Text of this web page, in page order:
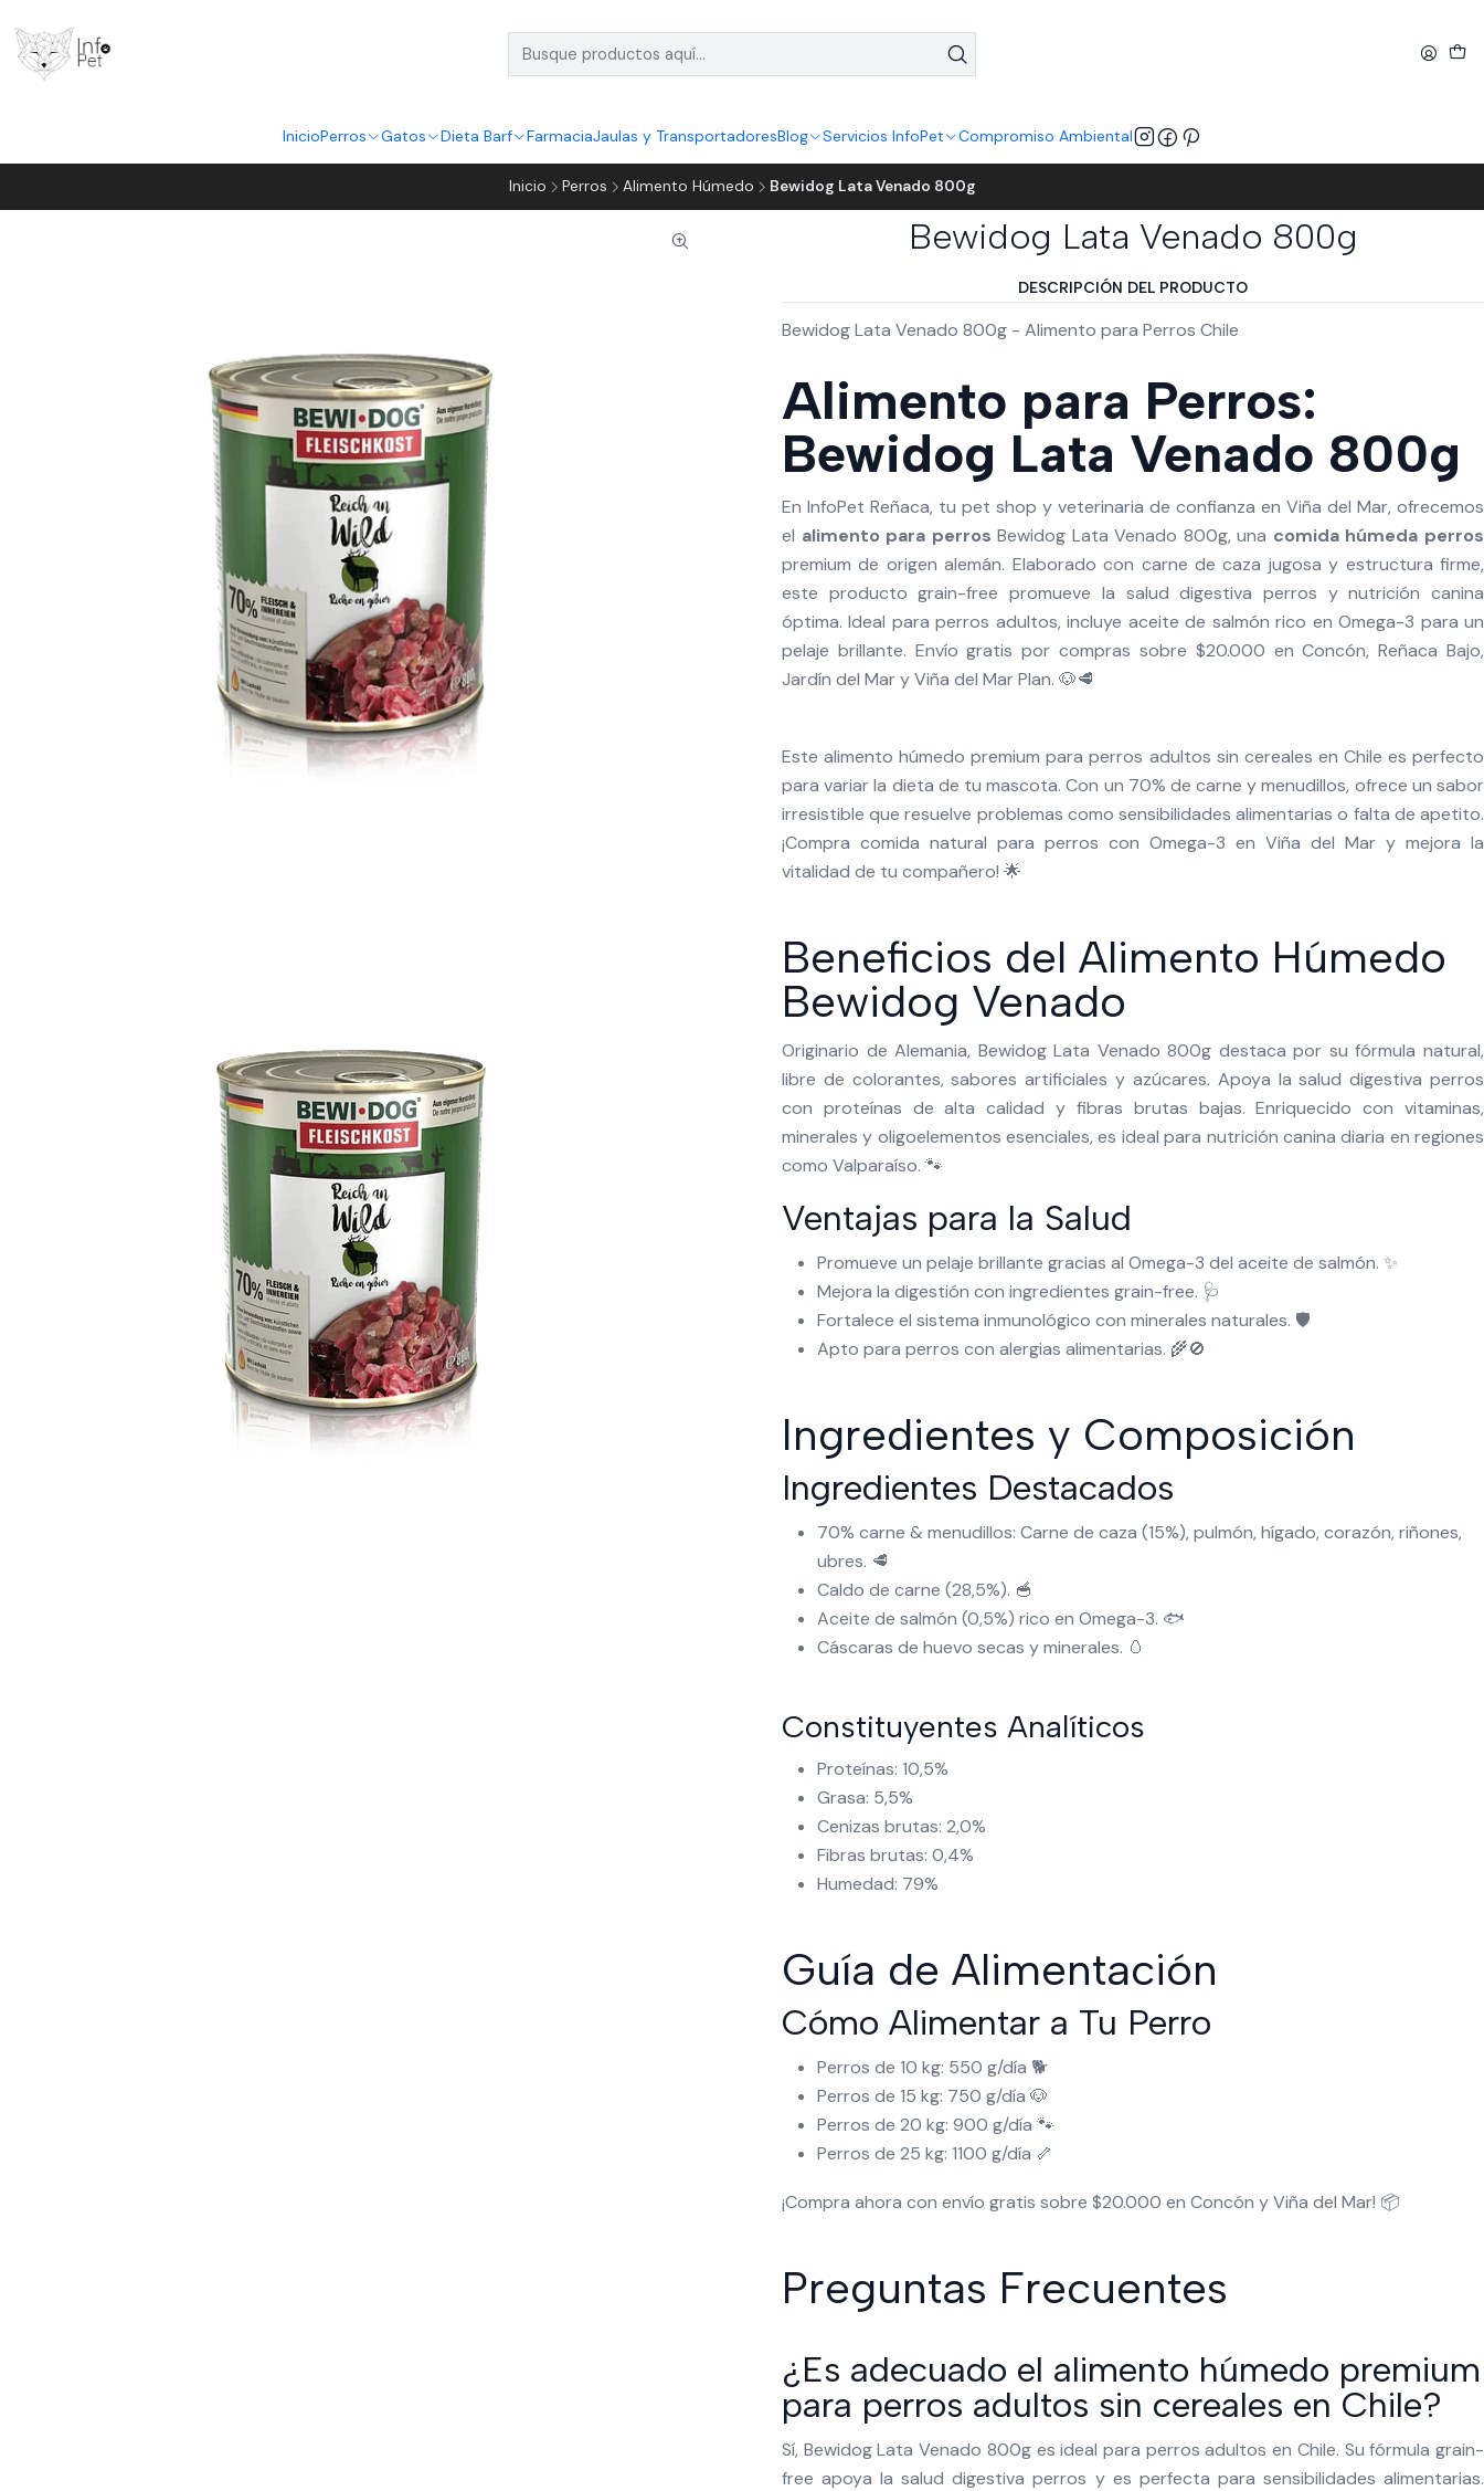
InicioPerros Gatos Dieta Barf FarmaciaJaulas y TransportadoresBlog Servicios InfoPet Compromiso Ambiental
Inicio Perros Alimento Húmedo Bewidog Lata Venado 800g
Bewidog Lata Venado 800g
DESCRIPCIÓN DEL PRODUCTO
Bewidog Lata Venado 800g - Alimento para Perros Chile
Alimento para Perros:
Bewidog Lata Venado 800g
En InfoPet Reñaca, tu pet shop y veterinaria de confianza en Viña del Mar, ofrecemos
el alimento para perros Bewidog Lata Venado 800g, una comida húmeda perros
premium de origen alemán. Elaborado con carne de caza jugosa y estructura firme,
este producto grain-free promueve la salud digestiva perros y nutrición canina
óptima. Ideal para perros adultos, incluye aceite de salmón rico en Omega-3 para un
pelaje brillante. Envío gratis por compras sobre $20.000 en Concón, Reñaca Bajo,
Jardín del Mar y Viña del Mar Plan. 🐶🥩
Este alimento húmedo premium para perros adultos sin cereales en Chile es perfecto
para variar la dieta de tu mascota. Con un 70% de carne y menudillos, ofrece un sabor
irresistible que resuelve problemas como sensibilidades alimentarias o falta de apetito.
¡Compra comida natural para perros con Omega-3 en Viña del Mar y mejora la
vitalidad de tu compañero! 🌟
Beneficios del Alimento Húmedo
Bewidog Venado
Originario de Alemania, Bewidog Lata Venado 800g destaca por su fórmula natural,
libre de colorantes, sabores artificiales y azúcares. Apoya la salud digestiva perros
con proteínas de alta calidad y fibras brutas bajas. Enriquecido con vitaminas,
minerales y oligoelementos esenciales, es ideal para nutrición canina diaria en regiones
como Valparaíso. 🐾
Ventajas para la Salud
Promueve un pelaje brillante gracias al Omega-3 del aceite de salmón. ✨
Mejora la digestión con ingredientes grain-free. 🩺
Fortalece el sistema inmunológico con minerales naturales. 🛡️
Apto para perros con alergias alimentarias. 🌾🚫
Ingredientes y Composición
Ingredientes Destacados
70% carne & menudillos: Carne de caza (15%), pulmón, hígado, corazón, riñones,
ubres. 🥩
Caldo de carne (28,5%). 🥣
Aceite de salmón (0,5%) rico en Omega-3. 🐟
Cáscaras de huevo secas y minerales. 🥚
Constituyentes Analíticos
Proteínas: 10,5%
Grasa: 5,5%
Cenizas brutas: 2,0%
Fibras brutas: 0,4%
Humedad: 79%
Guía de Alimentación
Cómo Alimentar a Tu Perro
Perros de 10 kg: 550 g/día 🐕
Perros de 15 kg: 750 g/día 🐶
Perros de 20 kg: 900 g/día 🐾
Perros de 25 kg: 1100 g/día 🦴
¡Compra ahora con envío gratis sobre $20.000 en Concón y Viña del Mar! 📦
Preguntas Frecuentes
¿Es adecuado el alimento húmedo premium
para perros adultos sin cereales en Chile?
Sí, Bewidog Lata Venado 800g es ideal para perros adultos en Chile. Su fórmula grain-
free apoya la salud digestiva perros y es perfecta para sensibilidades alimentarias.